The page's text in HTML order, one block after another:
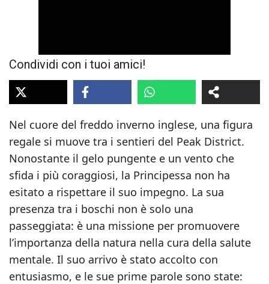
Condividi con i tuoi amici!
Nel cuore del freddo inverno inglese, una figura
regale si muove tra i sentieri del Peak District.
Nonostante il gelo pungente e un vento che
sfida i più coraggiosi, la Principessa non ha
esitato a rispettare il suo impegno. La sua
presenza tra i boschi non è solo una
passeggiata: è una missione per promuovere
l’importanza della natura nella cura della salute
mentale. Il suo arrivo è stato accolto con
entusiasmo, e le sue prime parole sono state: